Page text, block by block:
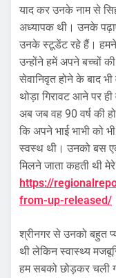
याद कर उनके नाम से
अध्यापक थी। उनके
उनके स्टूडेंट रहे हैं।
उन्होंने हमें अपने बच्चों
सेवानिवृत होने के बाद
थोड़ा गिरावट आने पर
अब जब वह 90 वर्ष की
कि अपने भाई भाभी को
स्वस्थ थी। उनको बस
मिलने जाता कहती थी
https://
from-up-released/
श्रीनगर से उनको बहुत
थी लेकिन स्वास्थ्य
हम सबको छोड़कर चली